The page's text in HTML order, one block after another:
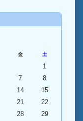
金 土
1
7
8
14
15
21
22
28
29